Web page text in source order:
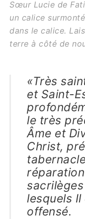
Sœur Lucie de
un calice
dans le calice.
terre à côté de
«Très
et Saint-
le très
Âme et
Christ,
lesquels
offensé.